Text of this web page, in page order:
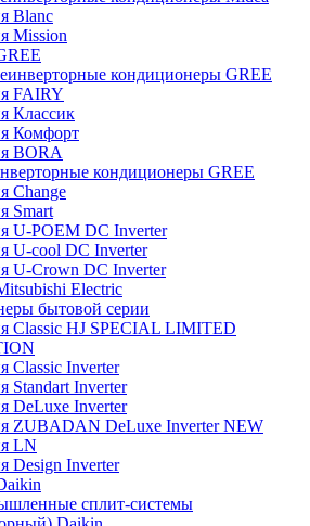
Blanc
Mission
кондиционеры GREE
FAIRY
Классик
Комфорт
BORA
кондиционеры GREE
Change
Smart
U-POEM DC Inverter
U-cool DC Inverter
U-Crown DC Inverter
Electric
бытовой серии
Classic HJ SPECIAL LIMITED
Classic Inverter
Standart Inverter
DeLuxe Inverter
ZUBADAN DeLuxe Inverter NEW
LN
Design Inverter
сплит-системы